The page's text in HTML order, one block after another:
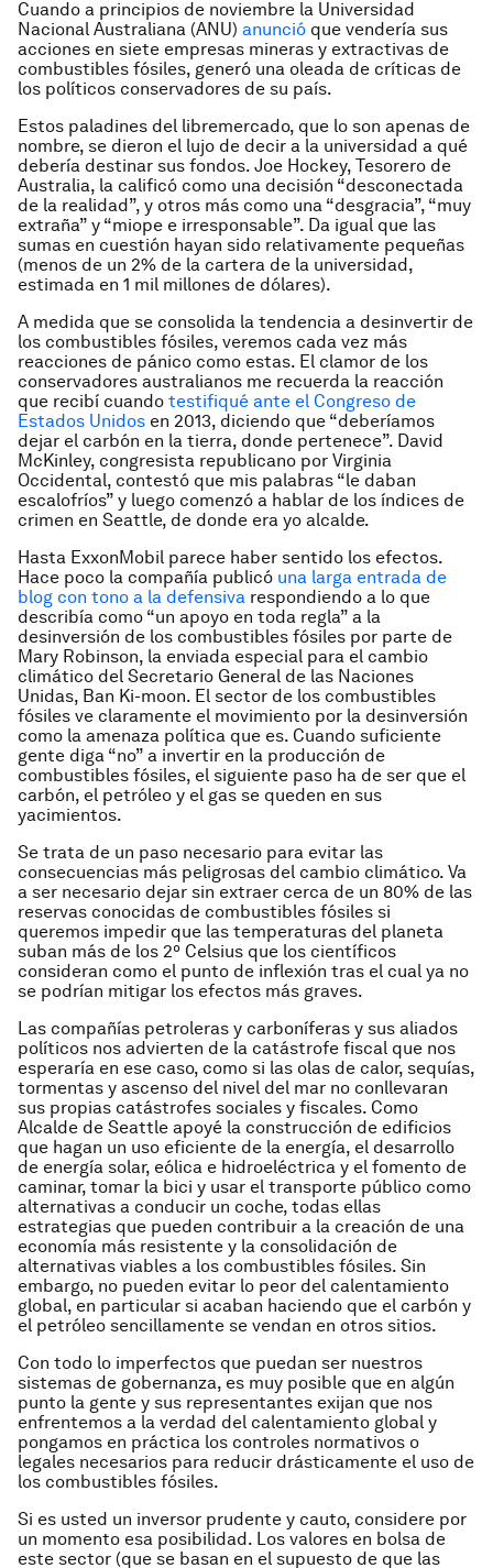
Cuando a principios de noviembre la Universidad
Nacional Australiana (ANU) anunció que vendería sus
acciones en siete empresas mineras y extractivas de
combustibles fósiles, generó una oleada de críticas de
los políticos conservadores de su país.
Estos paladines del libremercado, que lo son apenas de
nombre, se dieron el lujo de decir a la universidad a qué
debería destinar sus fondos. Joe Hockey, Tesorero de
Australia, la calificó como una decisión “desconectada
de la realidad”, y otros más como una “desgracia”, “muy
extraña” y “miope e irresponsable”. Da igual que las
sumas en cuestión hayan sido relativamente pequeñas
(menos de un 2% de la cartera de la universidad,
estimada en 1 mil millones de dólares).
A medida que se consolida la tendencia a desinvertir de
los combustibles fósiles, veremos cada vez más
reacciones de pánico como estas. El clamor de los
conservadores australianos me recuerda la reacción
que recibí cuando testifiqué ante el Congreso de
Estados Unidos en 2013, diciendo que “deberíamos
dejar el carbón en la tierra, donde pertenece”. David
McKinley, congresista republicano por Virginia
Occidental, contestó que mis palabras “le daban
escalofríos” y luego comenzó a hablar de los índices de
crimen en Seattle, de donde era yo alcalde.
Hasta ExxonMobil parece haber sentido los efectos.
Hace poco la compañía publicó una larga entrada de
blog con tono a la defensiva respondiendo a lo que
describía como “un apoyo en toda regla” a la
desinversión de los combustibles fósiles por parte de
Mary Robinson, la enviada especial para el cambio
climático del Secretario General de las Naciones
Unidas, Ban Ki-moon. El sector de los combustibles
fósiles ve claramente el movimiento por la desinversión
como la amenaza política que es. Cuando suficiente
gente diga “no” a invertir en la producción de
combustibles fósiles, el siguiente paso ha de ser que el
carbón, el petróleo y el gas se queden en sus
yacimientos.
Se trata de un paso necesario para evitar las
consecuencias más peligrosas del cambio climático. Va
a ser necesario dejar sin extraer cerca de un 80% de las
reservas conocidas de combustibles fósiles si
queremos impedir que las temperaturas del planeta
suban más de los 2º Celsius que los científicos
consideran como el punto de inflexión tras el cual ya no
se podrían mitigar los efectos más graves.
Las compañías petroleras y carboníferas y sus aliados
políticos nos advierten de la catástrofe fiscal que nos
esperaría en ese caso, como si las olas de calor, sequías,
tormentas y ascenso del nivel del mar no conllevaran
sus propias catástrofes sociales y fiscales. Como
Alcalde de Seattle apoyé la construcción de edificios
que hagan un uso eficiente de la energía, el desarrollo
de energía solar, eólica e hidroeléctrica y el fomento de
caminar, tomar la bici y usar el transporte público como
alternativas a conducir un coche, todas ellas
estrategias que pueden contribuir a la creación de una
economía más resistente y la consolidación de
alternativas viables a los combustibles fósiles. Sin
embargo, no pueden evitar lo peor del calentamiento
global, en particular si acaban haciendo que el carbón y
el petróleo sencillamente se vendan en otros sitios.
Con todo lo imperfectos que puedan ser nuestros
sistemas de gobernanza, es muy posible que en algún
punto la gente y sus representantes exijan que nos
enfrentemos a la verdad del calentamiento global y
pongamos en práctica los controles normativos o
legales necesarios para reducir drásticamente el uso de
los combustibles fósiles.
Si es usted un inversor prudente y cauto, considere por
un momento esa posibilidad. Los valores en bolsa de
este sector (que se basan en el supuesto de que las